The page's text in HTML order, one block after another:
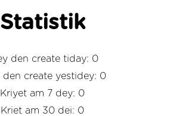
Statistik
den create tiday: 0
den create yestidey: 0
Kriyet am 7 dey: 0
Kriet am 30 dei: 0